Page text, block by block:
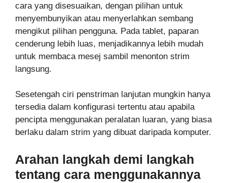
cara yang disesuaikan, dengan pilihan untuk
menyembunyikan atau menyerlahkan sembang
mengikut pilihan pengguna. Pada tablet, paparan
cenderung lebih luas, menjadikannya lebih mudah
untuk membaca mesej sambil menonton strim
langsung.
Sesetengah ciri penstriman lanjutan mungkin hanya
tersedia dalam konfigurasi tertentu atau apabila
pencipta menggunakan peralatan luaran, yang biasa
berlaku dalam strim yang dibuat daripada komputer.
Arahan langkah demi langkah
tentang cara menggunakannya